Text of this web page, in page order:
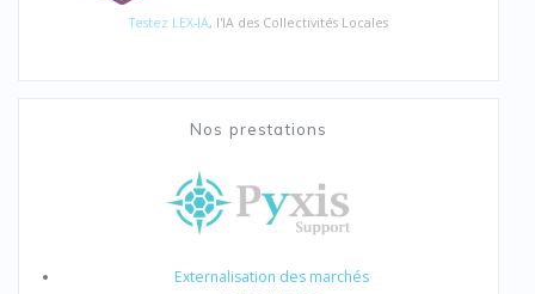
Testez LEX-IA, l'IA des Collectivités Locales
Nos prestations
Externalisation des marchés